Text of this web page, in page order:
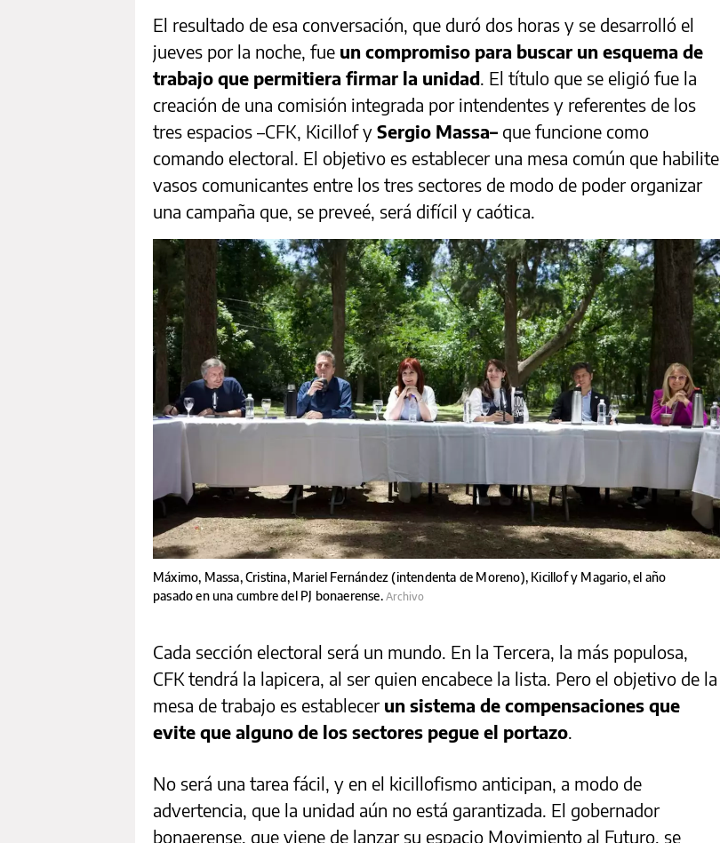
El resultado de esa conversación, que duró dos horas y se desarrolló el
jueves por la noche, fue un compromiso para buscar un esquema de
trabajo que permitiera firmar la unidad. El título que se eligió fue la
creación de una comisión integrada por intendentes y referentes de los
tres espacios –CFK, Kicillof y Sergio Massa– que funcione como
comando electoral. El objetivo es establecer una mesa común que habilite
vasos comunicantes entre los tres sectores de modo de poder organizar
una campaña que, se preveé, será difícil y caótica.
Máximo, Massa, Cristina, Mariel Fernández (intendenta de Moreno), Kicillof y Magario, el año
pasado en una cumbre del PJ bonaerense. Archivo
Cada sección electoral será un mundo. En la Tercera, la más populosa,
CFK tendrá la lapicera, al ser quien encabece la lista. Pero el objetivo de la
mesa de trabajo es establecer un sistema de compensaciones que
evite que alguno de los sectores pegue el portazo.
No será una tarea fácil, y en el kicillofismo anticipan, a modo de
advertencia, que la unidad aún no está garantizada. El gobernador
bonaerense, que viene de lanzar su espacio Movimiento al Futuro, se